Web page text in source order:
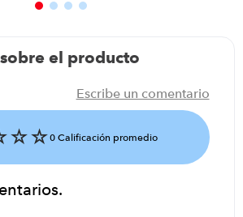
el producto
☆☆0 Calificación promedio
Escribe un comentario